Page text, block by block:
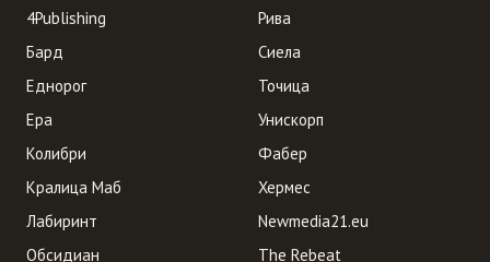
4Publishing
Бард
Еднорог
Ера
Колибри
Кралица Маб
Лабиринт
Обсидиан
Рива
Сиела
Точица
Унискорп
Фабер
Хермес
Newmedia21.eu
The Rebeat